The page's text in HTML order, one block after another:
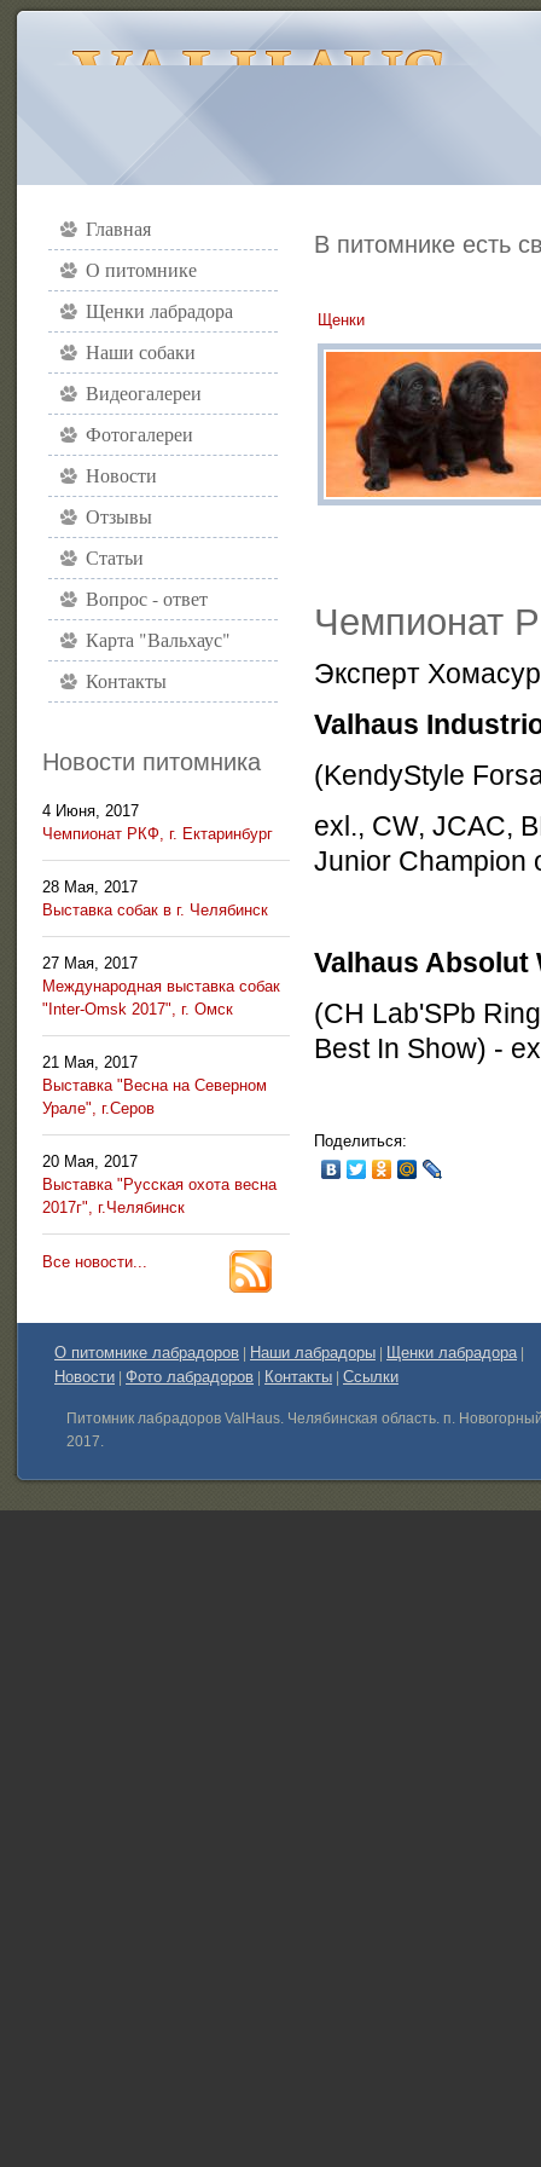
Главная
О питомнике
Щенки лабрадора
Наши собаки
Видеогалереи
Фотогалереи
Новости
Отзывы
Статьи
Вопрос - ответ
Карта "Вальхаус"
Контакты
Новости питомника
4 Июня, 2017
Чемпионат РКФ, г. Ектаринбург
28 Мая, 2017
Выставка собак в г. Челябинск
27 Мая, 2017
Международная выставка собак
"Inter-Omsk 2017", г. Омск
21 Мая, 2017
Выставка "Весна на Северном
Урале", г.Серов
20 Мая, 2017
Выставка "Русская охота весна
2017г", г.Челябинск
Все новости...
В питомнике есть
Щенки
Чемпионат
Эксперт
Valhaus
(KendyStyle
exl., CW, JCAC,
Junior Champion
Valhaus Absolut
(CH Lab'SPb
Best In Show) -
Поделиться:
О питомнике лабрадоров | Наши лабрадоры | Щенки лабрадора |
Новости | Фото лабрадоров | Контакты | Ссылки
Питомник лабрадоров ValHaus. Челябинская область. п.
2017.